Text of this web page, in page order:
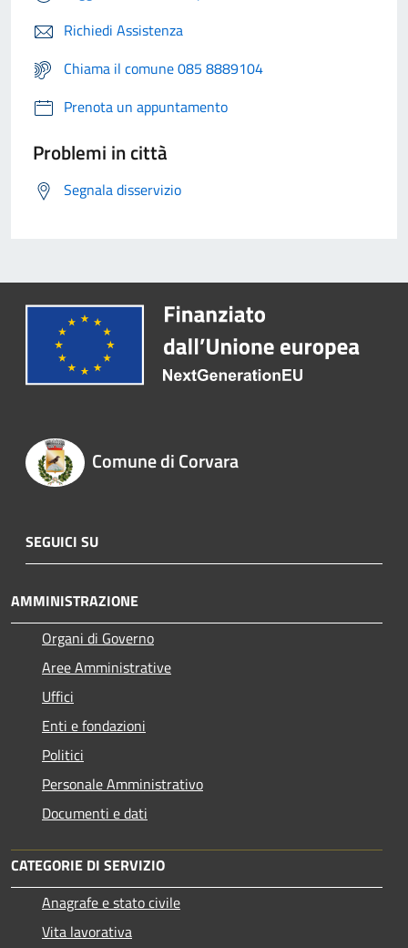
Richiedi Assistenza
Chiama il comune 085 8889104
Prenota un appuntamento
Problemi in città
Segnala disservizio
Comune di Corvara
SEGUICI SU
AMMINISTRAZIONE
Organi di Governo
Aree Amministrative
Uffici
Enti e fondazioni
Politici
Personale Amministrativo
Documenti e dati
CATEGORIE DI SERVIZIO
Anagrafe e stato civile
Vita lavorativa